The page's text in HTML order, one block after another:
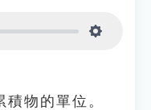
物的單位。